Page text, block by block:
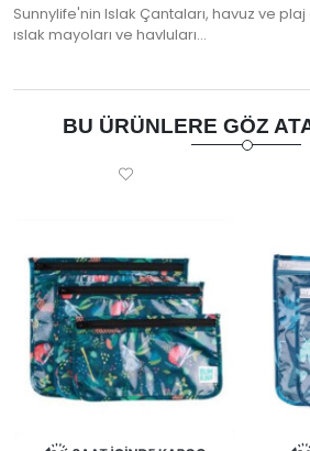
Sunnylife'nin Islak Çantaları, havuz ve
ıslak mayoları ve havluları…
BU ÜRÜNLERE GÖZ